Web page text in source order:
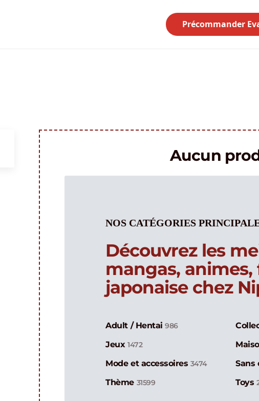
Précommander
Aucun
NOS CATÉGORIES
Découvrez les
mangas,
japonaise chez
Adult / Hentai986
Jeux 1472
Mode et accessoires 3474 Sans
Thème 31599 Toys